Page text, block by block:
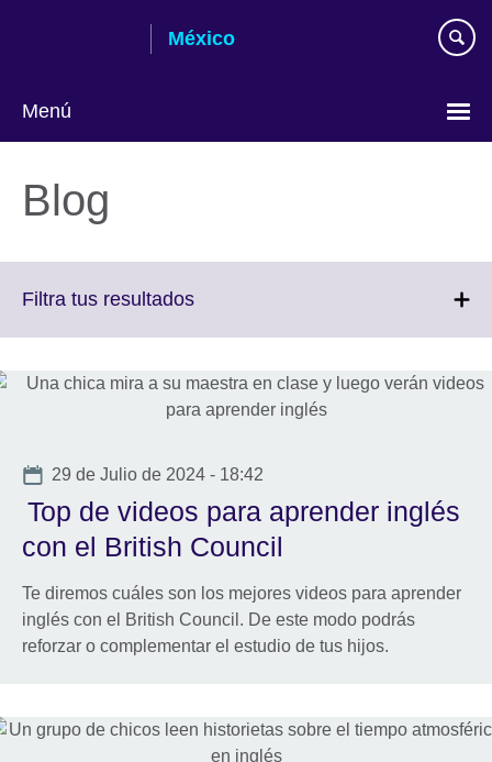
México
Menú
your
language
Blog
Filtra tus resultadosClick
More
information
available.
Date
29 de Julio de 2024 - 18:42
Top de videos para aprender inglés
con el British Council
Te diremos cuáles son los mejores videos para aprender
inglés con el British Council. De este modo podrás
reforzar o complementar el estudio de tus hijos.